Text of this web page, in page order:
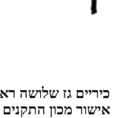
אישור מכון התקנים